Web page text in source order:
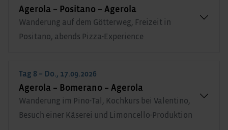
Agerola – Positano – Agerola
Wanderung auf dem Götterweg, Freizeit in
Positano, abends Pizza-Experience
Tag 8 – Do., 17.09.2026
Agerola – Bomerano – Agerola
Wanderung im Pino-Tal, Kochkurs bei Valentino,
Besuch einer Käserei und Limoncello-Produktion